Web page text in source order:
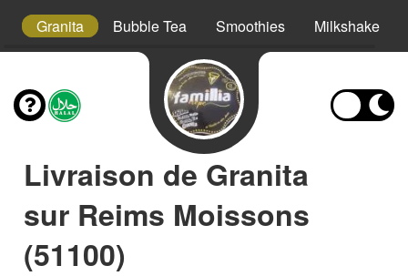
Granita Bubble Tea Smoothies Milkshake
Livraison de Granita
sur Reims Moissons
(51100)